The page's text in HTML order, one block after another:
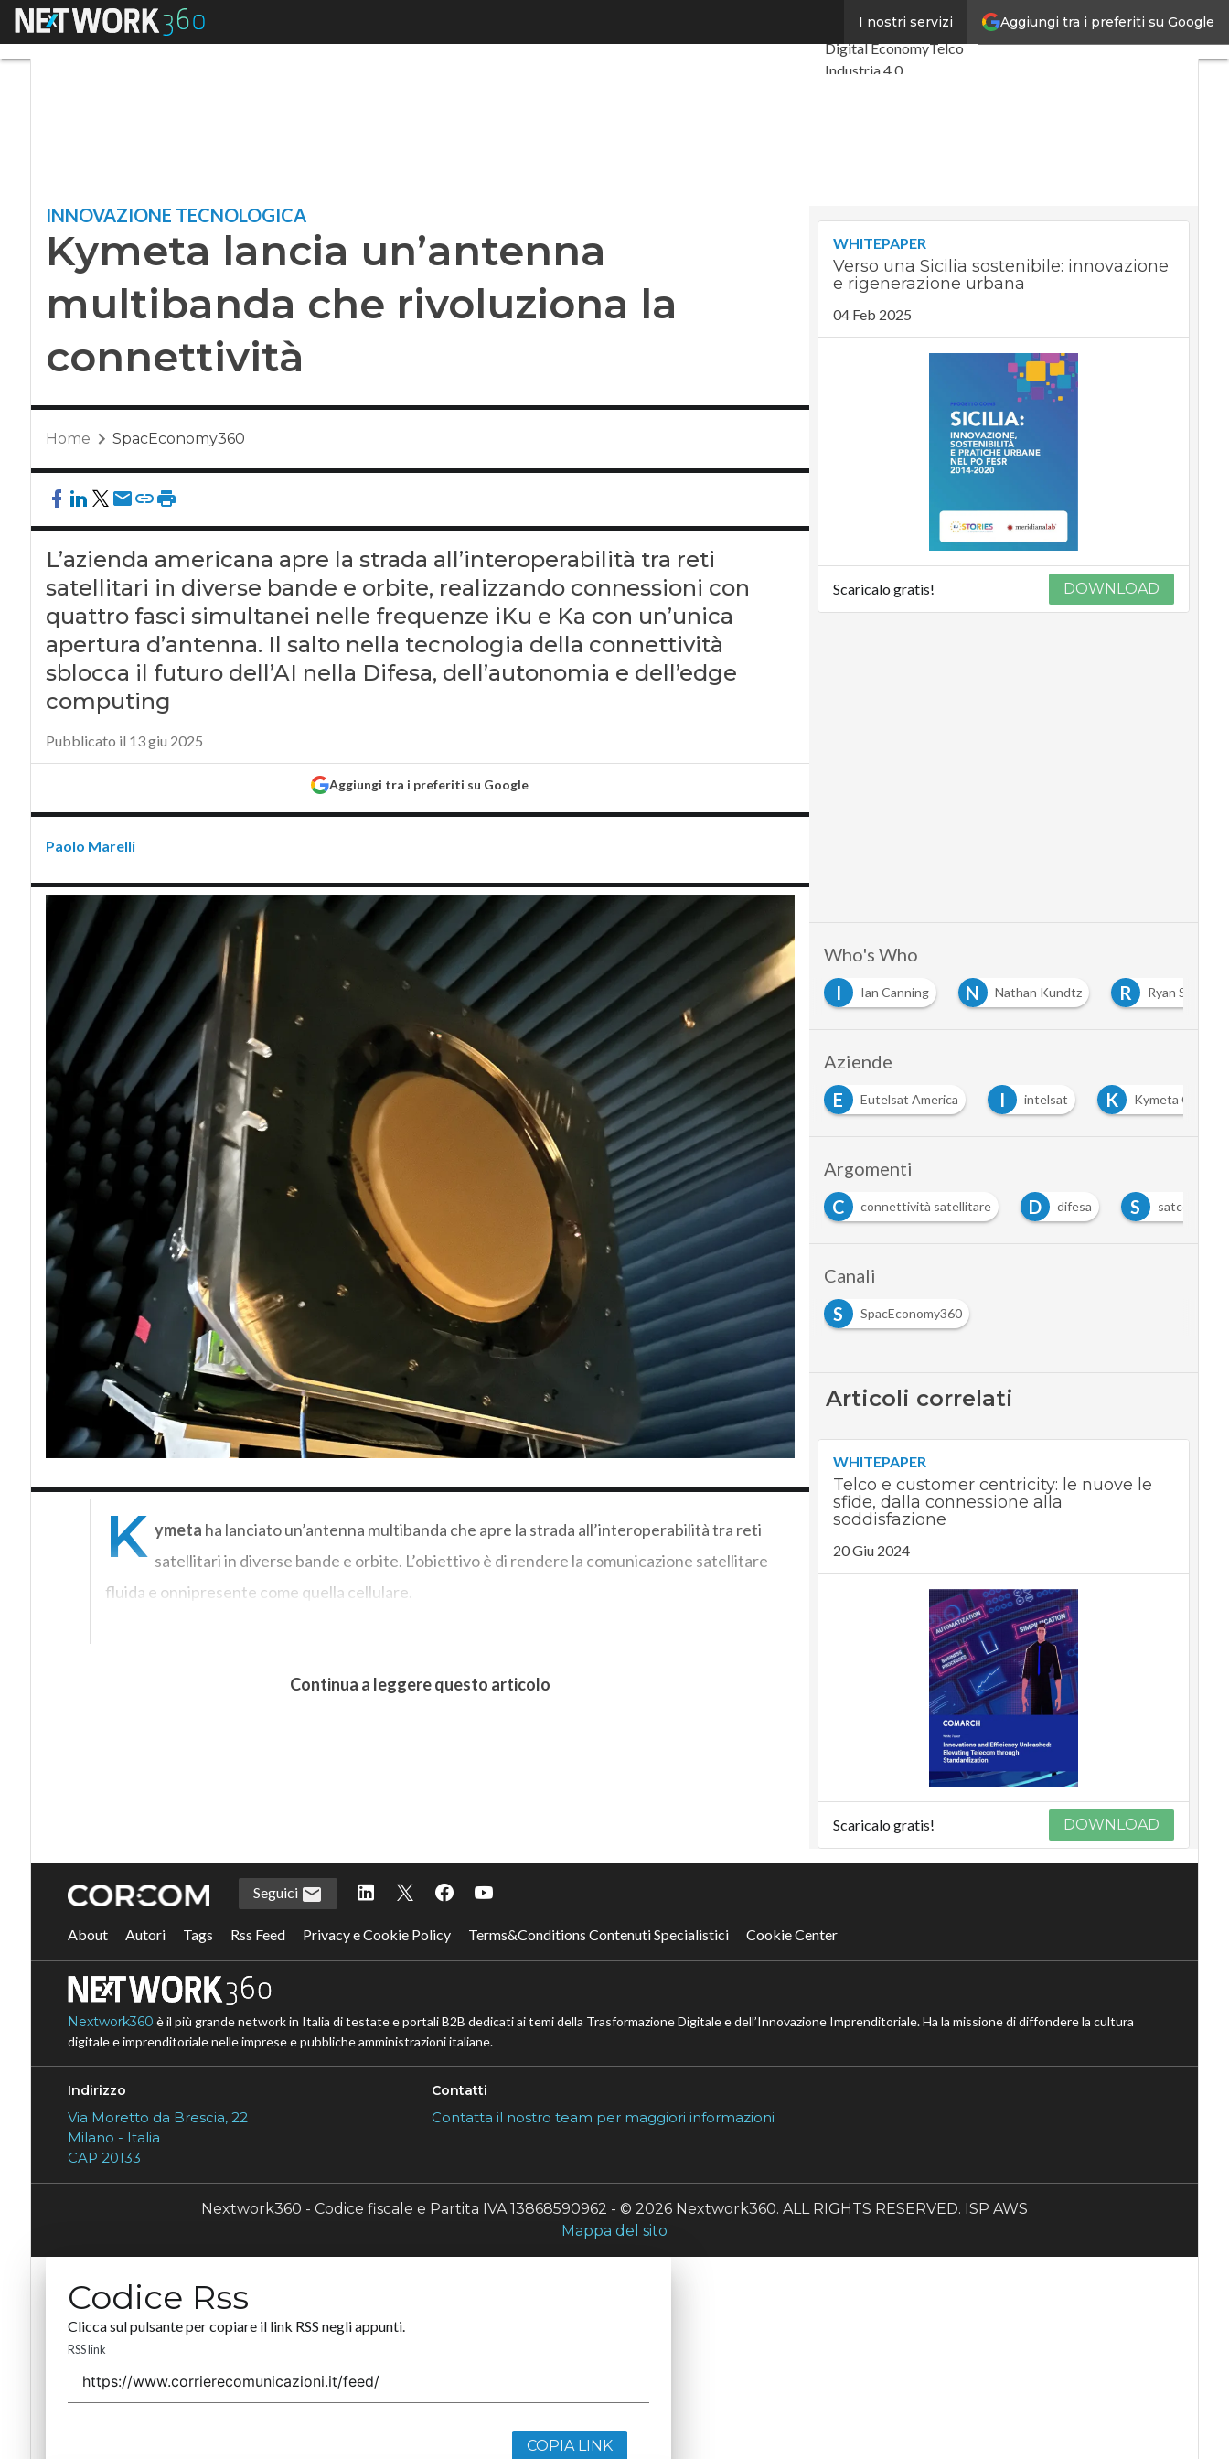
Aggiungi tra i preferiti su Google
I nostri servizi
Menu
Ultimi articoli
Digital EconomyTelco
Industria 4.0
PodcastPrivacy
INNOVAZIONE TECNOLOGICA
Kymeta lancia un’antenna
multibanda che rivoluziona la
connettività
Home SpacEconomy360
L’azienda americana apre la strada all’interoperabilità tra reti
satellitari in diverse bande e orbite, realizzando connessioni con
quattro fasci simultanei nelle frequenze iKu e Ka con un’unica
apertura d’antenna. Il salto nella tecnologia della connettività
sblocca il futuro dell’AI nella Difesa, dell’autonomia e dell’edge
computing
Pubblicato il 13 giu 2025
Aggiungi tra i preferiti su Google
Paolo Marelli
K ymeta ha lanciato un’antenna multibanda che apre la strada all’interoperabilità tra reti
satellitari in diverse bande e orbite. L’obiettivo è di rendere la comunicazione satellitare
fluida e onnipresente come quella cellulare.
Continua a leggere questo articolo
WHITEPAPER
Verso una Sicilia sostenibile: innovazione
e rigenerazione urbana
04 Feb 2025
Scaricalo gratis! DOWNLOAD
Who's Who
B
Bruno Fromont I Ian Canning N Nathan Kundtz R Ryan
Aziende
D
Dipartimento della Difesa E Eutelsat America I intelsat K Kymeta
Argomenti
C
comunicazioni satellitari C connettività satellitare D difesa S satcom
Canali
S
SpacEconomy360
Articoli correlati
WHITEPAPER
Telco e customer centricity: le nuove le
sfide, dalla connessione alla
soddisfazione
20 Giu 2024
Scaricalo gratis! DOWNLOAD
Seguici
About Autori Tags Rss Feed Privacy e Cookie Policy Terms&Conditions Contenuti Specialistici Cookie Center
Nextwork360 è il più grande network in Italia di testate e portali B2B dedicati ai temi della Trasformazione Digitale e dell’Innovazione Imprenditoriale. Ha la missione di diffondere la cultura
digitale e imprenditoriale nelle imprese e pubbliche amministrazioni italiane.
Indirizzo
Via Moretto da Brescia, 22
Milano - Italia
CAP 20133
Contatti
Contatta il nostro team per maggiori informazioni
Nextwork360 - Codice fiscale e Partita IVA 13868590962 - © 2026 Nextwork360. ALL RIGHTS RESERVED. ISP AWS
Mappa del sito
Codice Rss
Clicca sul pulsante per copiare il link RSS negli appunti.
RSS link
COPIA LINK